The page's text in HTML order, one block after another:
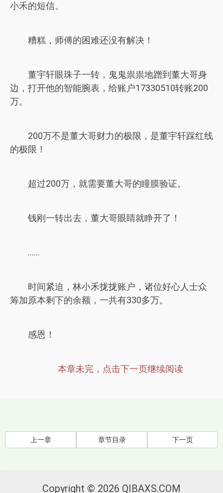
小禾的短信。
糟糕，师傅的困难还没有解决！
董宇轩眼珠子一转，鬼鬼祟祟地蹭到董大哥身
边，打开他的智能腕表，给账户17330510转账200
万。
200万不是董大哥财力的极限，是董宇轩踩红线
的极限！
超过200万，就需要董大哥的瞳膜验证。
钱刚一转出去，董大哥眼睛就睁开了！
……
时间紧迫，林小禾拢拢账户，诸位好心人士众
筹加原本剩下的余额，一共有330多万。
感恩！
本章未完，点击下一页继续阅读
上一章 章节目录 下一页
Copyright © 2026 QIBAXS.COM